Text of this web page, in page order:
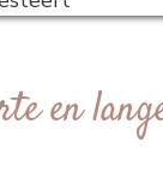
en